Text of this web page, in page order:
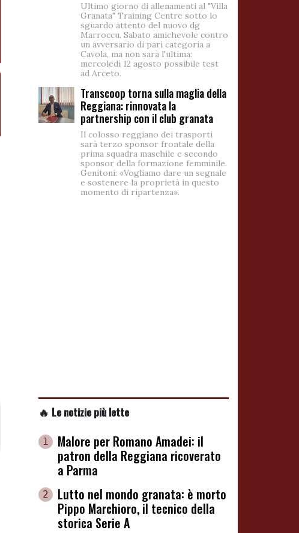
Ultimo giorno di allenamenti al "Villa
Granata" Training Centre sotto lo
sguardo attento del nuovo dg
Marroccu. Sabato amichevole contro
un avversario di pari categoria a
Cavola, ma non sarà l'ultima:
mercoledì 12 agosto possibile test
ad Arceto.
Transcoop torna sulla maglia della
Reggiana: rinnovata la
partnership con il club granata
Il colosso reggiano dei trasporti
sarà terzo sponsor frontale della
prima squadra maschile e secondo
sponsor della formazione femminile.
Genitoni: «Vogliamo dare un segnale
e sostenere la proprietà in questo
momento di ripartenza».
🔥 Le notizie più lette
1
Malore per Romano Amadei: il
patron della Reggiana ricoverato
a Parma
2
Lutto nel mondo granata: è morto
Pippo Marchioro, il tecnico della
storica Serie A